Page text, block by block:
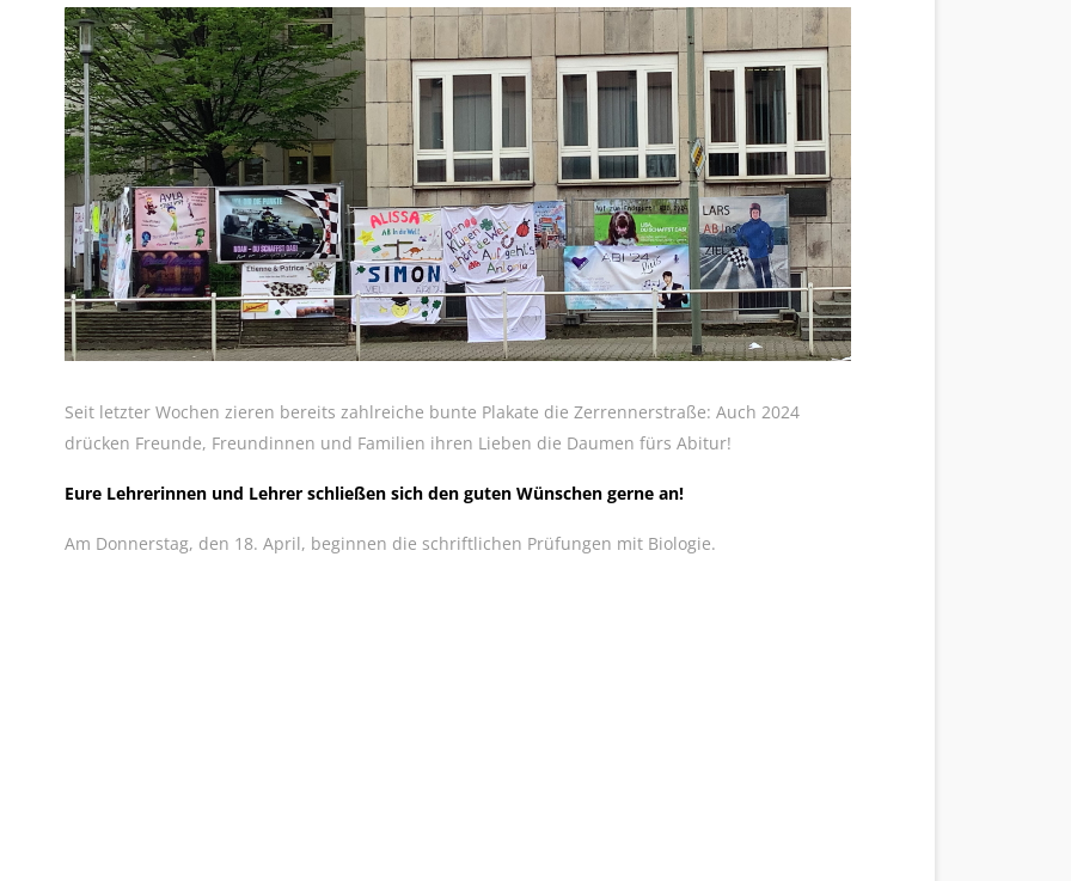
Seit letzter Wochen zieren bereits zahlreiche bunte Plakate die Zerrennerstraße: Auch 2024
drücken Freunde, Freundinnen und Familien ihren Lieben die Daumen fürs Abitur!
Eure Lehrerinnen und Lehrer schließen sich den guten Wünschen gerne an!
Am Donnerstag, den 18. April, beginnen die schriftlichen Prüfungen mit Biologie.